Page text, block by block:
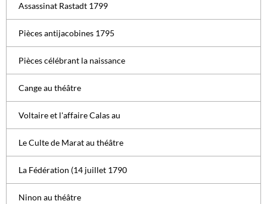
Assassinat Rastadt 1799
Pièces antijacobines 1795
Pièces célébrant la naissance
Cange au théâtre
Voltaire et l'affaire Calas au
Le Culte de Marat au théâtre
La Fédération (14 juillet 1790
Ninon au théâtre